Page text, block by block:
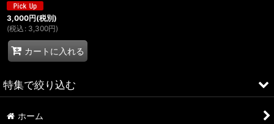
3,000円(税別)
(税込 : 3,300円)
カートに入れる
特集で絞り込む
ALFA ROMEO > 156
ホーム